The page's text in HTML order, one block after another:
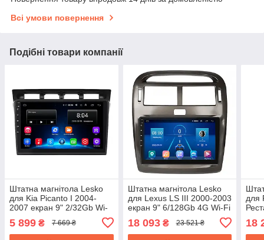
Всі умови повернення
Подібні товари компанії
Штатна магнітола Lesko
для Kia Picanto I 2004-
2007 екран 9" 2/32Gb Wi-
5 899 ₴ 7 669 ₴
Штатна магнітола Lesko
для Lexus LS III 2000-2003
екран 9" 6/128Gb 4G Wi-Fi
18 093₴ 23 521 ₴
для
18